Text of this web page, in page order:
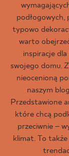
podłogowych,
typowo
warto
inspiracje
swojego domu.
nieocenioną
naszym
Przedstawione
które chcą
przeciwnie –
klimat. To